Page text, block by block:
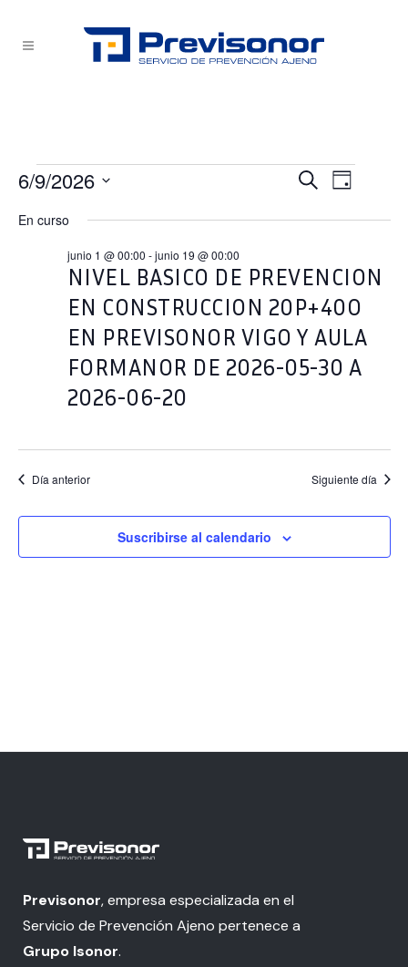
Eventos
en
junio
2026
DE
Y
VISTAS
Buscar
DE
Día
6/9/2026
la
En curso
NIVEL BASICO DE PREVENCION
EN CONSTRUCCION 20P+40O
EN PREVISONOR VIGO Y AULA
FORMANOR DE 2026-05-30 A
2026-06-20
junio 1 @ 00:00 -junio 19 @ 00:00
Día anterior Siguiente día
Suscribirse al calendario
Previsonor, empresa especializada en el
Servicio de Prevención Ajeno pertenece a
Grupo Isonor.